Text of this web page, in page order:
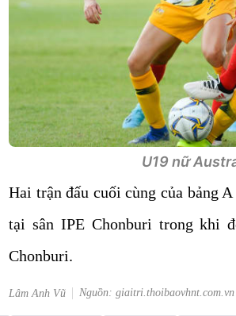
U19 nữ
Hai trận đấu cuối cùng của bảng
tại sân IPE Chonburi trong khi
Chonburi.
Lâm Anh Vũ Nguồn: giaitri.thoibaovhnt.com.vn